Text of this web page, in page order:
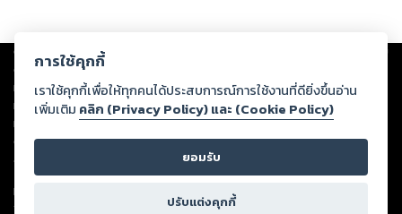
Copyright © 2026
ต่อผลงานหรือเนื้อหาใดที่อัปโหลดผ่านเว็บไซต์และปรากฏว่าละเมิดสิทธิใน
ทรัพย์สินทางปัญญาของบุคคลอื่นหรือขัดต่อกฎหมายและศีลธรรม ดังนั้น ผู้อ่าน
ทุกท่านโปรดใช้วิจารณญาณในการกลั่นกรองด้วยตนเอง และหากท่านพบว่าส่วน
หนึ่งส่วนใดขัดต่อกฎหมายและศีลธรรม กรุณาแจ้งมายังบริษัท เพื่อทีมงานจะได้
ดำเนินการในทันที ทั้งนี้ ทางสตอรี่ล็อกขอสงวนลิขสิทธิ์ตามพระราชบัญญัติ
ลิขสิทธิ์ พ.ศ. 2537 (ฉบับล่าสุด)
For support: member@ookbee.com
Version
การใช้คุกกี้
เราใช้คุกกี้เพื่อให้ทุกคนได้ประสบการณ์การใช้งานที่ดียิ่งขึ้นอ่าน
เพิ่มเติม คลิก (Privacy Policy) และ (Cookie Policy)
ยอมรับ
ปรับแต่งคุกกี้